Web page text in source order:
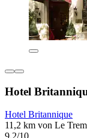
Hotel
Hotel Britannique
11,2 km von Le